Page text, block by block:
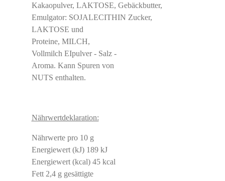
Kakaopulver, LAKTOSE, Gebäckbutter,
Emulgator: SOJALECITHIN Zucker,
LAKTOSE und
Proteine, MILCH,
Vollmilch EIpulver - Salz -
Aroma. Kann Spuren von
NUTS enthalten.
Nährwertdeklaration:
Nährwerte pro 10 g
Energiewert (kJ) 189 kJ
Energiewert (kcal) 45 kcal
Fett 2,4 g gesättigte